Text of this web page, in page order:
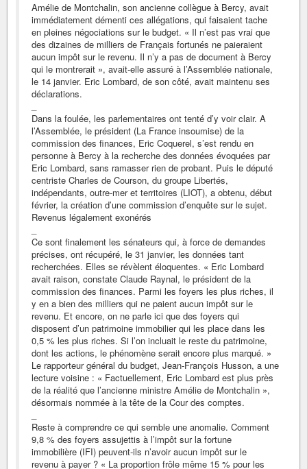
Amélie de Montchalin, son ancienne collègue à Bercy, avait
immédiatement démenti ces allégations, qui faisaient tache
en pleines négociations sur le budget. « Il n’est pas vrai que
des dizaines de milliers de Français fortunés ne paieraient
aucun impôt sur le revenu. Il n’y a pas de document à Bercy
qui le montrerait », avait-elle assuré à l’Assemblée nationale,
le 14 janvier. Eric Lombard, de son côté, avait maintenu ses
déclarations.
Dans la foulée, les parlementaires ont tenté d’y voir clair. A
l’Assemblée, le président (La France insoumise) de la
commission des finances, Eric Coquerel, s’est rendu en
personne à Bercy à la recherche des données évoquées par
Eric Lombard, sans ramasser rien de probant. Puis le député
centriste Charles de Courson, du groupe Libertés,
indépendants, outre‑mer et territoires (LIOT), a obtenu, début
février, la création d’une commission d’enquête sur le sujet.
Revenus légalement exonérés
Ce sont finalement les sénateurs qui, à force de demandes
précises, ont récupéré, le 31 janvier, les données tant
recherchées. Elles se révèlent éloquentes. « Eric Lombard
avait raison, constate Claude Raynal, le président de la
commission des finances. Parmi les foyers les plus riches, il
y en a bien des milliers qui ne paient aucun impôt sur le
revenu. Et encore, on ne parle ici que des foyers qui
disposent d’un patrimoine immobilier qui les place dans les
0,5 % les plus riches. Si l’on incluait le reste du patrimoine,
dont les actions, le phénomène serait encore plus marqué. »
Le rapporteur général du budget, Jean-François Husson, a une
lecture voisine : « Factuellement, Eric Lombard est plus près
de la réalité que l’ancienne ministre Amélie de Montchalin »,
désormais nommée à la tête de la Cour des comptes.
Reste à comprendre ce qui semble une anomalie. Comment
9,8 % des foyers assujettis à l’impôt sur la fortune
immobilière (IFI) peuvent-ils n’avoir aucun impôt sur le
revenu à payer ? « La proportion frôle même 15 % pour les